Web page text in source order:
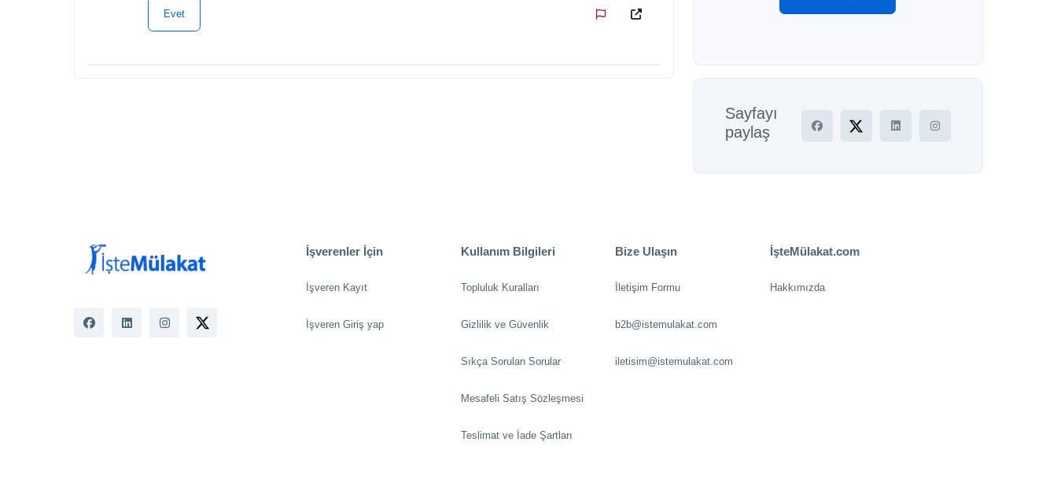
Evet
Sayfayı
paylaş
İşverenler İçin
İşveren Kayıt
İşveren Giriş yap
Kullanım Bilgileri
Topluluk Kuralları
Gizlilik ve Güvenlik
Sıkça Sorulan Sorular
Mesafeli Satış Sözleşmesi
Teslimat ve İade Şartları
Bize Ulaşın
İletişim Formu
b2b@istemulakat.com
iletisim@istemulakat.com
İşteMülakat.com
Hakkımızda